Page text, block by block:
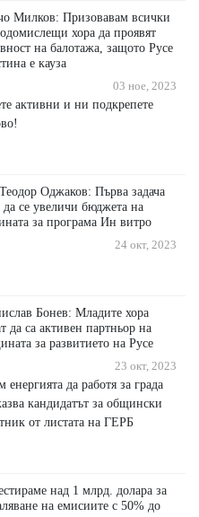
Милков: Призовавам всички
хора да проявят
на балотажа, защото Русе
е кауза
03 ное, 2023
активни и ни подкрепете
Оджаков: Първа задача
се увеличи бюджета на
за програма Ин витро
24 окт, 2023
Бонев: Младите хора
да са активен партньор на
за развитието на Русе
23 окт, 2023
енергията да работя за града
кандидатът за общински
от листата на ГЕРБ
над 1 млрд. долара за
на емисиите с 50% до